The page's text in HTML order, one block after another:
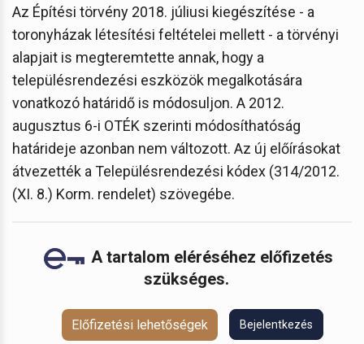
Az Építési törvény 2018. júliusi kiegészítése - a
toronyházak létesítési feltételei mellett - a törvényi
alapjait is megteremtette annak, hogy a
településrendezési eszközök megalkotására
vonatkozó határidő is módosuljon. A 2012.
augusztus 6-i OTÉK szerinti módosíthatóság
határideje azonban nem változott. Az új előírásokat
átvezették a Településrendezési kódex (314/2012.
(XI. 8.) Korm. rendelet) szövegébe.
A tartalom eléréséhez előfizetés
szükséges.
Előfizetési lehetőségek Bejelentkezés